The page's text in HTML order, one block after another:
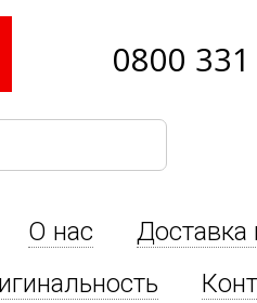
0800
О нас
Доставка